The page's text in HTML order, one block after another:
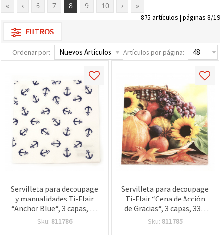
« ‹ 6 7 8 9 10 › »
875 artículos | páginas 8/19
FILTROS
Ordenar por: Artículos por página:
Servilleta para decoupage
y manualidades Ti-Flair
“Anchor Blue“, 3 capas, 33
x 33 cm - 1 unidad
Sku: 811786
Servilleta para decoupage
Ti-Flair “Cena de Acción
de Gracias“, 3 capas, 33 x
33 cm - 1 unidad
Sku: 811785